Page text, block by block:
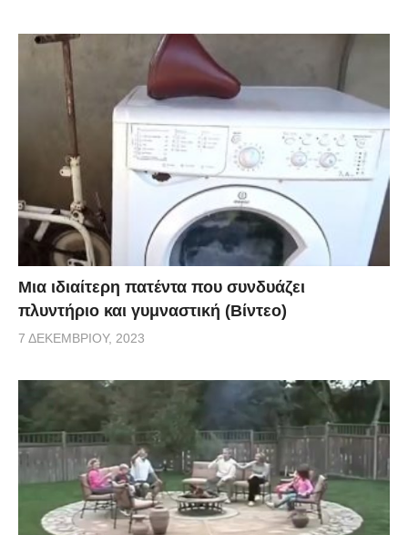
Μια ιδιαίτερη πατέντα που συνδυάζει
πλυντήριο και γυμναστική (Βίντεο)
7 ΔΕΚΕΜΒΡΊΟΥ, 2023